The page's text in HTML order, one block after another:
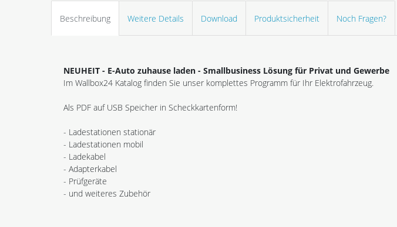
Beschreibung Weitere Details Download Produktsicherheit Noch Fragen?
NEUHEIT - E-Auto zuhause laden - Smallbusiness Lösung für Privat und Gewerbe
Im Wallbox24 Katalog finden Sie unser komplettes Programm für Ihr Elektrofahrzeug.
Als PDF auf USB Speicher in Scheckkartenform!
- Ladestationen stationär
- Ladestationen mobil
- Ladekabel
- Adapterkabel
- Prüfgeräte
- und weiteres Zubehör